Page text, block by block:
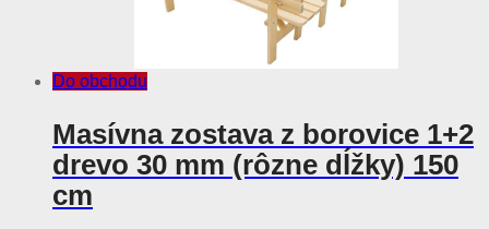
Do obchodu
Masívna zostava z borovice 1+2
drevo 30 mm (rôzne dĺžky) 150
cm